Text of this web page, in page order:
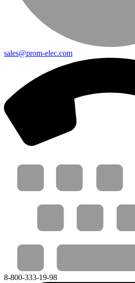
sales@prom-elec.com
8-800-333-19-98